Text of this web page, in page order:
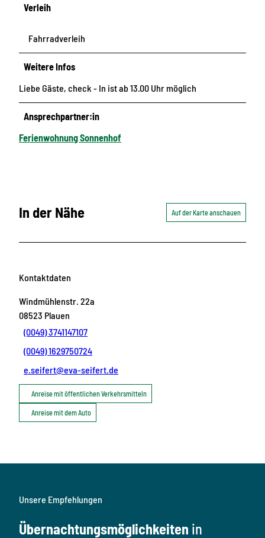
Verleih
Fahrradverleih
Weitere Infos
Liebe Gäste, check - In ist ab 13.00 Uhr möglich
Ansprechpartner:in
Ferienwohnung Sonnenhof
In der Nähe Auf der Karte anschauen
Kontaktdaten
Windmühlenstr. 22a
08523 Plauen
(0049) 3741147107
(0049) 1629750724
e.seifert@eva-seifert.de
Anreise mit öffentlichen Verkehrsmitteln
Anreise mit dem Auto
Unsere Empfehlungen
Übernachtungsmöglichkeiten in